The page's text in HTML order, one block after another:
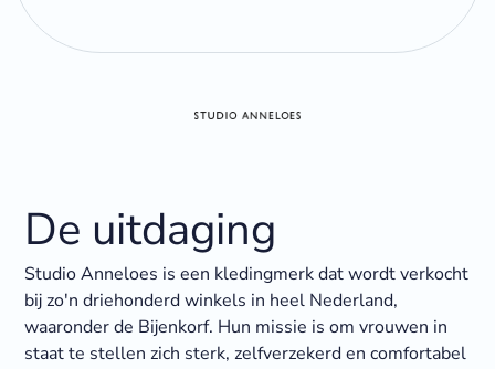
De uitdaging
Studio Anneloes is een kledingmerk dat wordt verkocht
bij zo'n driehonderd winkels in heel Nederland,
waaronder de Bijenkorf. Hun missie is om vrouwen in
staat te stellen zich sterk, zelfverzekerd en comfortabel